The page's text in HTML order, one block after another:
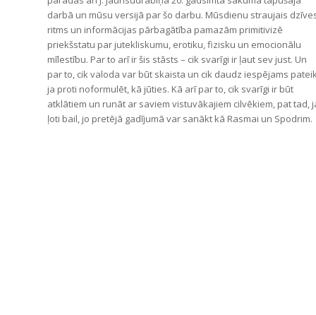
darbā un mūsu versijā par šo darbu. Mūsdienu straujais
ritms un informācijas pārbagātība pamazām primitivizē
priekšstatu par jutekliskumu, erotiku, fizisku un emocionālu
mīlestību. Par to arī ir šis stāsts – cik svarīgi ir ļaut sev just. Un
par to, cik valoda var būt skaista un cik daudz iespējams
ja proti noformulēt, kā jūties. Kā arī par to, cik svarīgi ir būt
atklātiem un runāt ar saviem vistuvākajiem cilvēkiem, pat tad,
ļoti bail, jo pretējā gadījumā var sanākt kā Rasmai un Spodrim.